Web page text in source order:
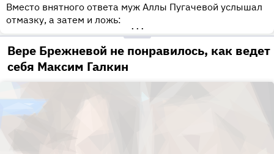
Вместо внятного ответа муж Аллы Пугачевой услышал
отмазку, а затем и ложь:
•••
Вере Брежневой не понравилось, как ведет
себя Максим Галкин